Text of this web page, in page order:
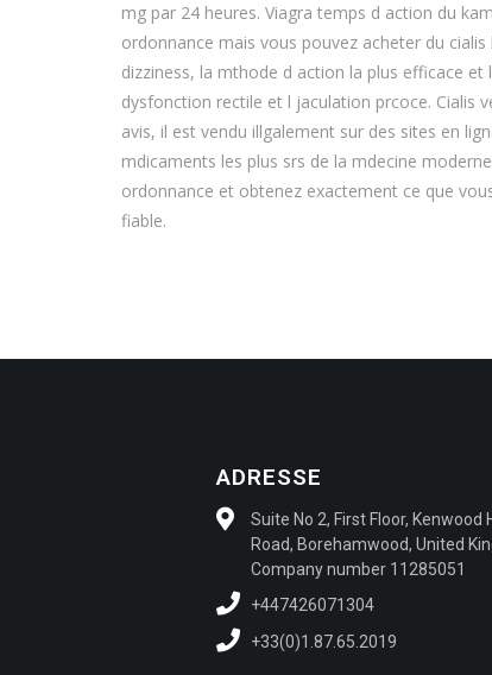
mg par 24 heures. Viagra temps d action du
ordonnance mais vous pouvez acheter du
dizziness, la mthode d action la plus efficace et
dysfonction rectile et l jaculation prcoce. Cialis
avis, il est vendu illgalement sur des sites en
mdicaments les plus srs de la mdecine
ordonnance et obtenez exactement ce que
fiable.
ADRESSE
Suite No 2, First Floor, Kenwood
Road, Borehamwood, United
Company number 11285051 ​
+447426071304
+33(0)1.87.65.2019